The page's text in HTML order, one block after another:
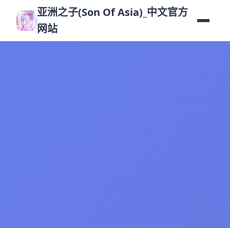
亚洲之子(Son Of Asia)_中文官方
网站